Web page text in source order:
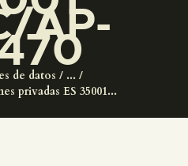
AP-
de datos
...
privadas ES 35001...